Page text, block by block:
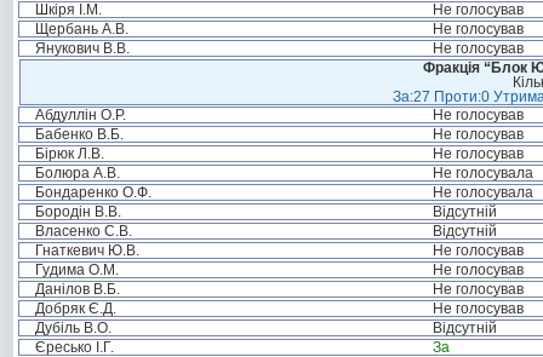
Шкіря І.М.
Не голосував
Щербань А.В.
Не голосував
Янукович В.В.
Не голосував
Фракція “Блок
За:27 Проти:0
Абдуллін О.Р.
Не голосував
Бабенко В.Б.
Не голосував
Бірюк Л.В.
Не голосував
Болюра А.В.
Не голосувала
Бондаренко О.Ф.
Не голосувала
Бородін В.В.
Відсутній
Власенко С.В.
Відсутній
Гнаткевич Ю.В.
Не голосував
Гудима О.М.
Не голосував
Данілов В.Б.
Не голосував
Добряк Є.Д.
Не голосував
Дубіль В.О.
Відсутній
Єресько І.Г.
За